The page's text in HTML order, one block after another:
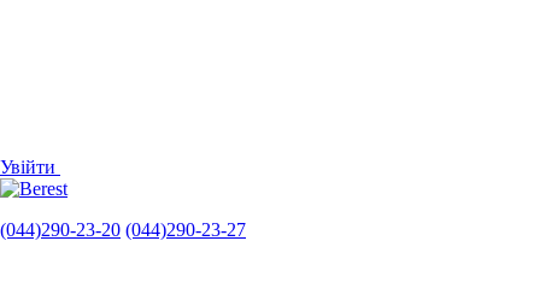
Увійти
(044)290-23-20 (044)290-23-27